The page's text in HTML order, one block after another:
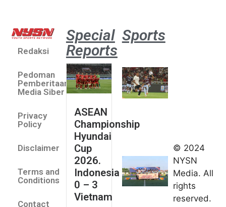
Redaksi
Pedoman
Pemberitaan
Media Siber
Privacy
Policy
Disclaimer
Terms and
Conditions
Contact
Special
Reports
ASEAN
Championship
Hyundai
Cup
2026.
Indonesia
0 – 3
Vietnam
Sports
umum
Kejurnas
Panahan
Junior di
Kudus
© 2024
NYSN
Media. All
rights
reserved.